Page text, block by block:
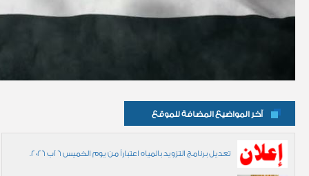
آخر المواضيع المضافة للموقع
تعديل برنامج التزويد بالمياه اعتباراً من يوم الخميس 6 آب 2026.